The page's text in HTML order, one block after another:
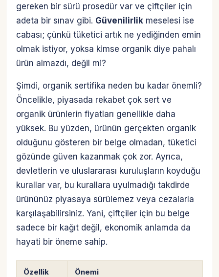
gereken bir sürü prosedür var ve çiftçiler için
adeta bir sınav gibi. Güvenilirlik meselesi ise
cabası; çünkü tüketici artık ne yediğinden emin
olmak istiyor, yoksa kimse organik diye pahalı
ürün almazdı, değil mi?
Şimdi, organik sertifika neden bu kadar önemli?
Öncelikle, piyasada rekabet çok sert ve
organik ürünlerin fiyatları genellikle daha
yüksek. Bu yüzden, ürünün gerçekten organik
olduğunu gösteren bir belge olmadan, tüketici
gözünde güven kazanmak çok zor. Ayrıca,
devletlerin ve uluslararası kuruluşların koyduğu
kurallar var, bu kurallara uyulmadığı takdirde
ürününüz piyasaya sürülemez veya cezalarla
karşılaşabilirsiniz. Yani, çiftçiler için bu belge
sadece bir kağıt değil, ekonomik anlamda da
hayati bir öneme sahip.
Özellik Önemi